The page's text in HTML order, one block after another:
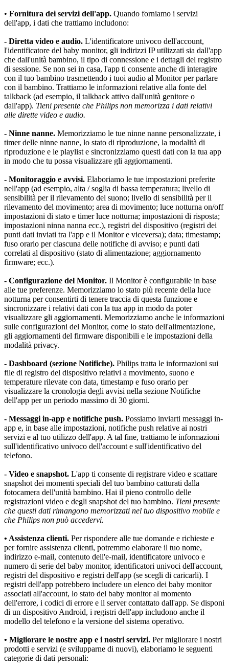
• Fornitura dei servizi dell'app. Quando forniamo i servizi
dell'app, i dati che trattiamo includono:
- Diretta video e audio. L'identificatore univoco dell'account,
l'identificatore del baby monitor, gli indirizzi IP utilizzati sia dall'app
che dall'unità bambino, il tipo di connessione e i dettagli del registro
di sessione. Se non sei in casa, l'app ti consente anche di interagire
con il tuo bambino trasmettendo i tuoi audio al Monitor per parlare
con il bambino. Trattiamo le informazioni relative alla fonte del
talkback (ad esempio, il talkback attivo dall'unità genitore o
dall'app). Tieni presente che Philips non memorizza i dati relativi
alle dirette video e audio.
- Ninne nanne. Memorizziamo le tue ninne nanne personalizzate, i
timer delle ninne nanne, lo stato di riproduzione, la modalità di
riproduzione e le playlist e sincronizziamo questi dati con la tua app
in modo che tu possa visualizzare gli aggiornamenti.
- Monitoraggio e avvisi. Elaboriamo le tue impostazioni preferite
nell'app (ad esempio, alta / soglia di bassa temperatura; livello di
sensibilità per il rilevamento del suono; livello di sensibilità per il
rilevamento del movimento; area di movimento; luce notturna on/off
impostazioni di stato e timer luce notturna; impostazioni di risposta;
impostazioni ninna nanna ecc.), registri del dispositivo (registri dei
punti dati inviati tra l'app e il Monitor e viceversa); data; timestamp;
fuso orario per ciascuna delle notifiche di avviso; e punti dati
correlati al dispositivo (stato di alimentazione; aggiornamento
firmware; ecc.).
- Configurazione del Monitor. Il Monitor è configurabile in base
alle tue preferenze. Memorizziamo lo stato più recente della luce
notturna per consentirti di tenere traccia di questa funzione e
sincronizzare i relativi dati con la tua app in modo da poter
visualizzare gli aggiornamenti. Memorizziamo anche le informazioni
sulle configurazioni del Monitor, come lo stato dell'alimentazione,
gli aggiornamenti del firmware disponibili e le impostazioni della
modalità privacy.
- Dashboard (sezione Notifiche). Philips tratta le informazioni sui
file di registro del dispositivo relativi a movimento, suono e
temperature rilevate con data, timestamp e fuso orario per
visualizzare la cronologia degli avvisi nella sezione Notifiche
dell'app per un periodo massimo di 30 giorni.
- Messaggi in-app e notifiche push. Possiamo inviarti messaggi in-
app e, in base alle impostazioni, notifiche push relative ai nostri
servizi e al tuo utilizzo dell'app. A tal fine, trattiamo le informazioni
sull'identificativo univoco dell'account e sull'identificativo del
telefono.
- Video e snapshot. L'app ti consente di registrare video e scattare
snapshot dei momenti speciali del tuo bambino catturati dalla
fotocamera dell'unità bambino. Hai il pieno controllo delle
registrazioni video e degli snapshot del tuo bambino. Tieni presente
che questi dati rimangono memorizzati nel tuo dispositivo mobile e
che Philips non può accedervi.
• Assistenza clienti. Per rispondere alle tue domande e richieste e
per fornire assistenza clienti, potremmo elaborare il tuo nome,
indirizzo e-mail, contenuto dell'e-mail, identificatore univoco e
numero di serie del baby monitor, identificatori univoci dell'account,
registri del dispositivo e registri dell'app (se scegli di caricarli). I
registri dell'app potrebbero includere un elenco dei baby monitor
associati all'account, lo stato del baby monitor al momento
dell'errore, i codici di errore e il server contattato dall'app. Se disponi
di un dispositivo Android, i registri dell'app includono anche il
modello del telefono e la versione del sistema operativo.
• Migliorare le nostre app e i nostri servizi. Per migliorare i nostri
prodotti e servizi (e svilupparne di nuovi), elaboriamo le seguenti
categorie di dati personali: